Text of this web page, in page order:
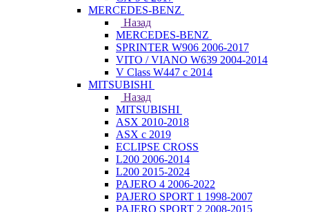
MERCEDES-BENZ
Назад
MERCEDES-BENZ
SPRINTER W906 2006-2017
VITO / VIANO W639 2004-2014
V Class W447 с 2014
MITSUBISHI
Назад
MITSUBISHI
ASX 2010-2018
ASX с 2019
ECLIPSE CROSS
L200 2006-2014
L200 2015-2024
PAJERO 4 2006-2022
PAJERO SPORT 1 1998-2007
PAJERO SPORT 2 2008-2015